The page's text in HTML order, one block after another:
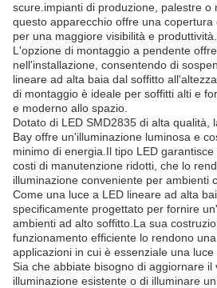
scure.impianti di produzione, palestre o
questo apparecchio offre una
per una maggiore visibilità e produttività.
L'opzione di montaggio a pendente
nell'installazione, consentendo di
lineare ad alta baia dal soffitto
di montaggio è ideale per soffitti alti e
e moderno allo spazio.
Dotato di LED SMD2835 di alta qualità,
Bay offre un'illuminazione luminosa e
minimo di energia.Il tipo LED
costi di manutenzione ridotti, che lo
illuminazione conveniente per ambienti
Come una luce a LED lineare ad alta
specificamente progettato per fornire
ambienti ad alto soffitto.La sua
funzionamento efficiente lo rendono
applicazioni in cui è essenziale una luce
Sia che abbiate bisogno di aggiornare il
illuminazione esistente o di illuminare